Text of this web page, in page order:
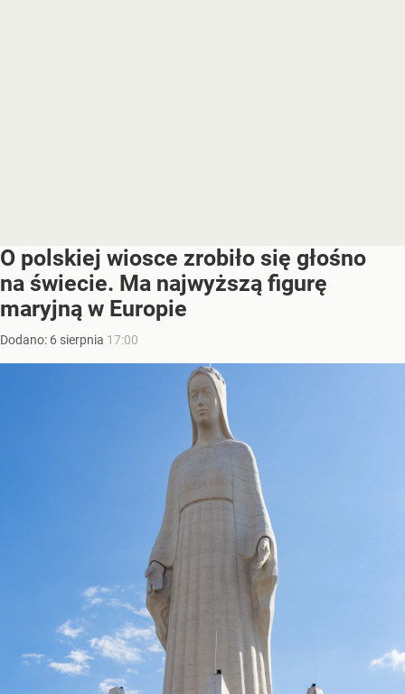
O polskiej wiosce zrobiło się głośno
na świecie. Ma najwyższą figurę
maryjną w Europie
Dodano: 6 sierpnia 17:00